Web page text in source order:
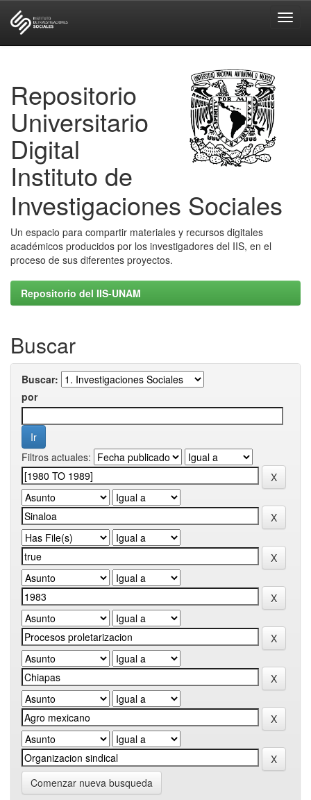
Repositorio
Universitario
Digital
Instituto de
Investigaciones Sociales
Un espacio para compartir materiales y recursos digitales
académicos producidos por los investigadores del IIS, en el
proceso de sus diferentes proyectos.
Repositorio del IIS-UNAM
Buscar
Buscar:
por
Filtros actuales:
Comenzar nueva busqueda